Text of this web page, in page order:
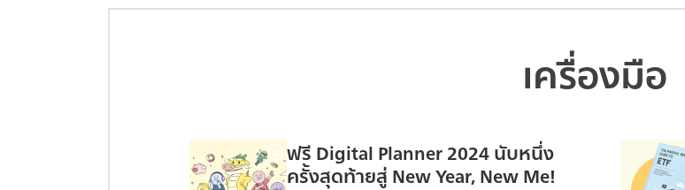
เครื่องมือ
ฟรี Digital Planner 2024 นับหนึ่ง
ครั้งสุดท้ายสู่ New Year, New Me!